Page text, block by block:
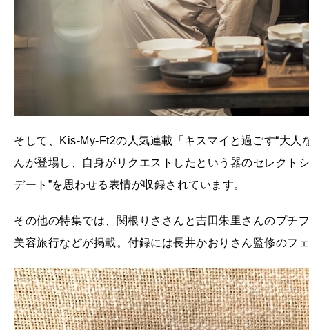
そして、Kis-My-Ft2の人気連載「キスマイと過ごす“大
んが登場し、自身がリクエストしたという器のセレクト
デート”を思わせる表情が収録されています。
その他の特集では、関根りささんと吉田朱里さんのプチ
美容旅行などが掲載。付録には長井かおりさん監修のフ